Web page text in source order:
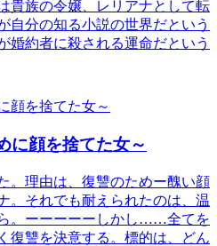
貴族の令嬢、レリアナとして転
自分の知る小説の世界だという
婚約者に殺される運命だという
に顔を捨てた女～
。理由は、復讐のためー醜い顔
。それでも耐えられたのは、温
。ーーーーーしかし……全てを
復讐を決意する。標的は、どん